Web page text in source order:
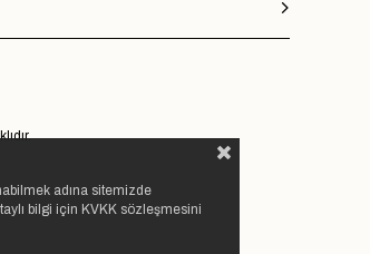
adına sitemizde
bilgi için KVKK sözleşmesini